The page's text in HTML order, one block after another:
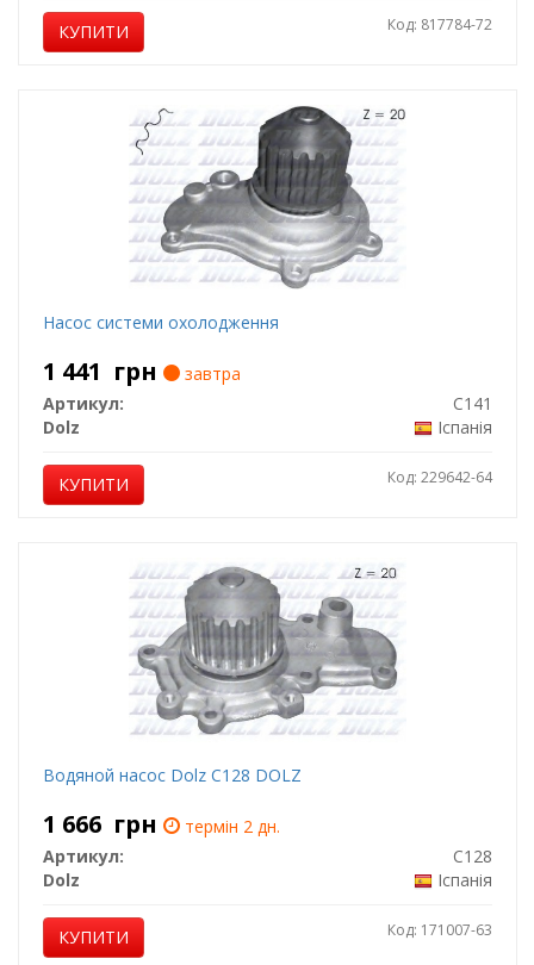
КУПИТИ Код: 817784-72
Насос системи охолодження
1 441 грн
завтра
Артикул:
C141
Dolz
Іспанія
КУПИТИ Код: 229642-64
Водяной насос Dolz C128 DOLZ
1 666 грн
термін 2 дн.
Артикул:
C128
Dolz
Іспанія
КУПИТИ Код: 171007-63